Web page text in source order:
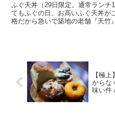
ふぐ天丼（29日限定。通常ランチ
てもふぐの日。お高いふぐ天丼が
格だから急いで築地の老舗『天竹
【極
からな
味い件